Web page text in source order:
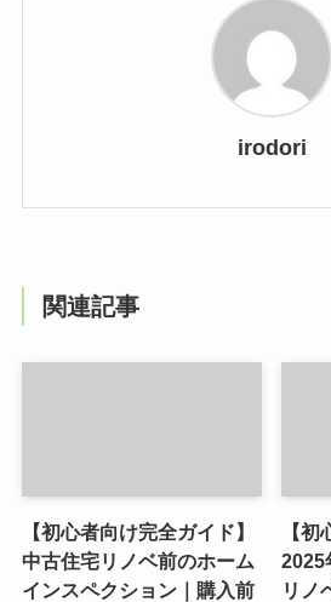
irodori
関連記事
【初心者向け完全ガイド】
中古住宅リノベ前のホーム
インスペクション｜購入前
【
2025
リノ